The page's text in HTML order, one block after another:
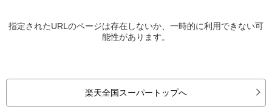
指定されたURLのページは存在しないか、一時的に利用できない可
能性があります。
楽天全国スーパートップへ